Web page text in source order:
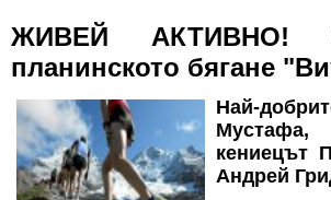
ЖИВЕЙ АКТИВНО!
планинското бягане
Най-
кениецът
Андрей